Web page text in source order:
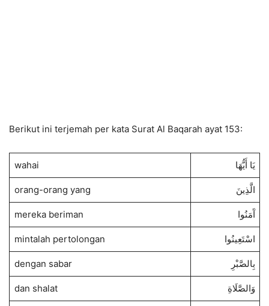
Berikut ini terjemah per kata Surat Al Baqarah ayat 153:
wahai يَا أَيُّهَا
orang-orang yang الَّذِينَ
mereka beriman آَمَنُوا
mintalah pertolongan اسْتَعِينُوا
dengan sabar بِالصَّبْرِ
dan shalat وَالصَّلَاةِ